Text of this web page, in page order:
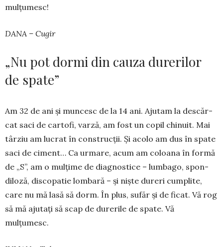
mul­țu­mesc!
DANA – Cugir
„Nu pot dormi din cauza durerilor
de spate”
Am 32 de ani și mun­cesc de la 14 ani. Ajutam la des­căr­
cat saci de cartofi, varză, am fost un copil chi­nuit. Mai
târ­ziu am lucrat în construcții. Și acolo am dus în spate
saci de ciment… Ca urmare, a­cum am coloana în formă
de „S”, am o mulțime de di­agnostice – lumbago, spon­
diloză, discopatie lombară – și niște dureri cumplite,
care nu mă lasă să dorm. În plus, sufăr și de ficat. Vă rog
să mă ajutați să scap de dure­rile de spate. Vă
mulțumesc.